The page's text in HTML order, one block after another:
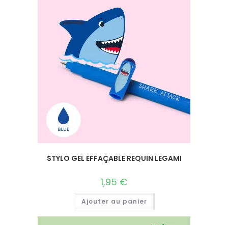
STYLO GEL EFFAÇABLE REQUIN LEGAMI
1,95 €
Ajouter au panier